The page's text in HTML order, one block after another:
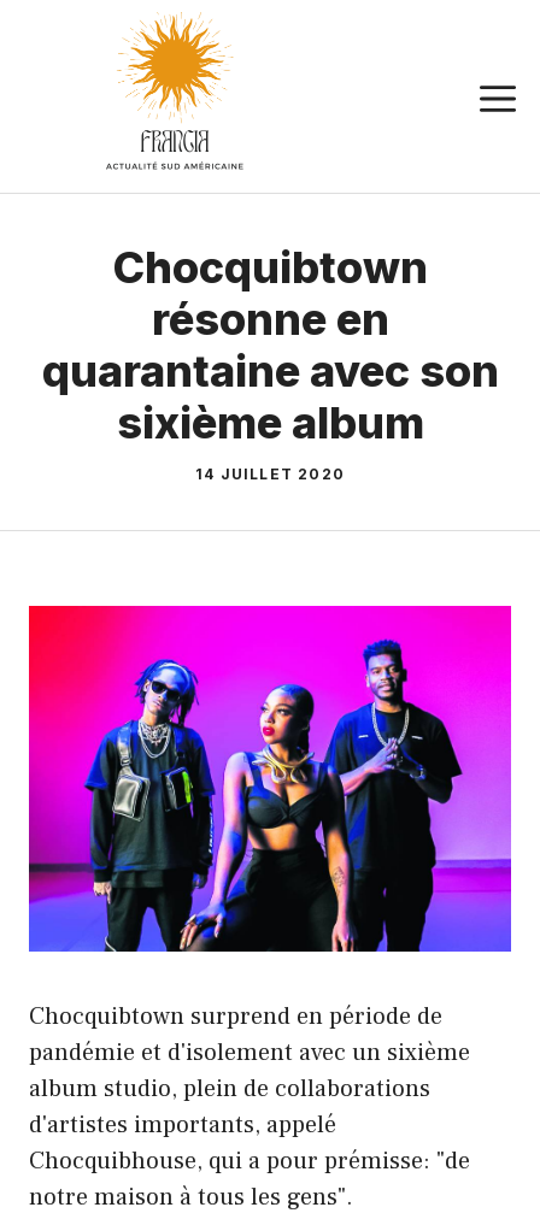
Chocquibtown
résonne en
quarantaine avec son
sixième album
14 JUILLET 2020
Chocquibtown surprend en période de
pandémie et d'isolement avec un sixième
album studio, plein de collaborations
d'artistes importants, appelé
Chocquibhouse, qui a pour prémisse: "de
notre maison à tous les gens".